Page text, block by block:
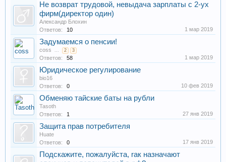
Не возврат трудовой, невыдача зарплаты с 2-ух
фирм(директор один)
Александр Блохин
Ответов:
10 1 мар 2019
Задумаемся о пенсии!
coss ... 2 3
Ответов: 58 1 мар 2019
Юридическое регулирование
bio16
Ответов:
0 10 фев 2019
Обменяю тайские баты на рубли
Tasoth
Ответов:
1 27 янв 2019
Защита прав потребителя
Huate
Ответов:
0 17 янв 2019
Подскажите, пожалуйста, rак назначают